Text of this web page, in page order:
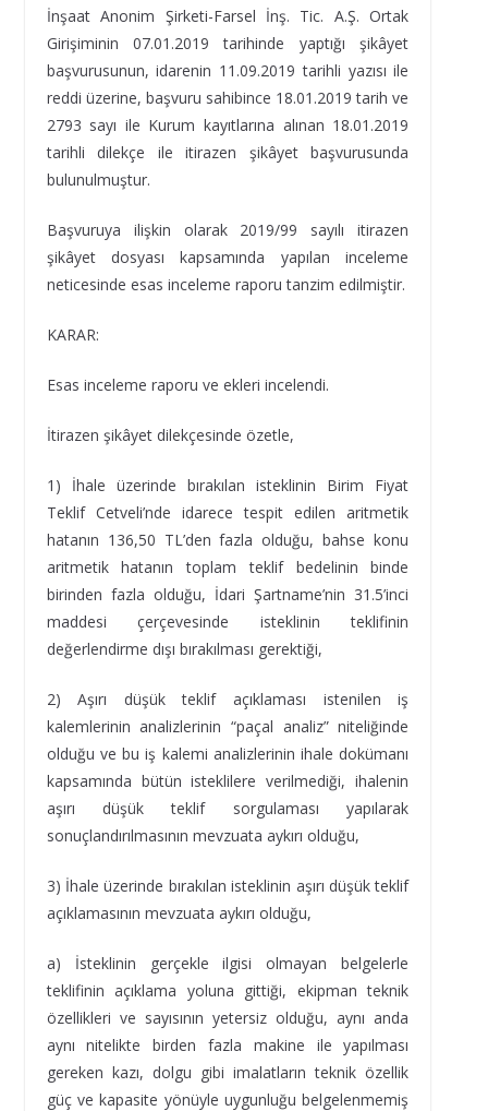
İnşaat Anonim Şirketi-Farsel İnş. Tic. A.Ş. Ortak
Girişiminin 07.01.2019 tarihinde yaptığı şikâyet
başvurusunun, idarenin 11.09.2019 tarihli yazısı ile
reddi üzerine, başvuru sahibince 18.01.2019 tarih ve
2793 sayı ile Kurum kayıtlarına alınan 18.01.2019
tarihli dilekçe ile itirazen şikâyet başvurusunda
bulunulmuştur.
Başvuruya ilişkin olarak 2019/99 sayılı itirazen
şikâyet dosyası kapsamında yapılan inceleme
neticesinde esas inceleme raporu tanzim edilmiştir.
KARAR:
Esas inceleme raporu ve ekleri incelendi.
İtirazen şikâyet dilekçesinde özetle,
1) İhale üzerinde bırakılan isteklinin Birim Fiyat
Teklif Cetveli’nde idarece tespit edilen aritmetik
hatanın 136,50 TL’den fazla olduğu, bahse konu
aritmetik hatanın toplam teklif bedelinin binde
birinden fazla olduğu, İdari Şartname’nin 31.5’inci
maddesi çerçevesinde isteklinin teklifinin
değerlendirme dışı bırakılması gerektiği,
2) Aşırı düşük teklif açıklaması istenilen iş
kalemlerinin analizlerinin “paçal analiz” niteliğinde
olduğu ve bu iş kalemi analizlerinin ihale dokümanı
kapsamında bütün isteklilere verilmediği, ihalenin
aşırı düşük teklif sorgulaması yapılarak
sonuçlandırılmasının mevzuata aykırı olduğu,
3) İhale üzerinde bırakılan isteklinin aşırı düşük teklif
açıklamasının mevzuata aykırı olduğu,
a) İsteklinin gerçekle ilgisi olmayan belgelerle
teklifinin açıklama yoluna gittiği, ekipman teknik
özellikleri ve sayısının yetersiz olduğu, aynı anda
aynı nitelikte birden fazla makine ile yapılması
gereken kazı, dolgu gibi imalatların teknik özellik
güç ve kapasite yönüyle uygunluğu belgelenmemiş